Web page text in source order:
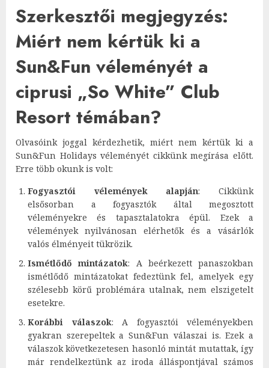
Szerkesztői megjegyzés:
Miért nem kértük ki a
Sun&Fun véleményét a
ciprusi „So White” Club
Resort témában?
Olvasóink joggal kérdezhetik, miért nem kértük ki a
Sun&Fun Holidays véleményét cikkünk megírása előtt.
Erre több okunk is volt:
Fogyasztói vélemények alapján: Cikkünk
elsősorban a fogyasztók által megosztott
véleményekre és tapasztalatokra épül. Ezek a
vélemények nyilvánosan elérhetők és a vásárlók
valós élményeit tükrözik.
Ismétlődő mintázatok: A beérkezett panaszokban
ismétlődő mintázatokat fedeztünk fel, amelyek egy
szélesebb körű problémára utalnak, nem elszigetelt
esetekre.
Korábbi válaszok: A fogyasztói véleményekben
gyakran szerepeltek a Sun&Fun válaszai is. Ezek a
válaszok következetesen hasonló mintát mutattak, így
már rendelkeztünk az iroda álláspontjával számos